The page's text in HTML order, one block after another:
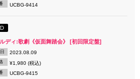
UCBG-9414
ディ:歌劇《仮面舞踏会》 [初回限定盤]
2023.08.09
¥1,980 (税込)
UCBG-9415